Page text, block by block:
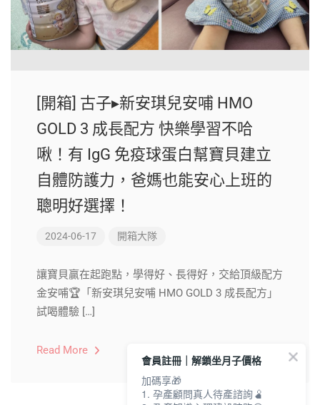
[開箱] 古子▸新安琪兒安哺 HMO
GOLD 3 成長配方 快樂學習不哈
啾！有 IgG 免疫球蛋白幫寶貝建立
自體防護力，爸媽也能安心上班的
聰明好選擇！
2024-06-17 開箱大隊
讓寶貝贏在起跑點，學得好、長得好，交給頂級配方
金安哺🏆「新安琪兒安哺 HMO GOLD 3 成長配方」
試喝體驗 […]
Read More
會員註冊｜解鎖坐月子價格
加碼享🎁
1. 孕產顧問真人待產諮詢🫄